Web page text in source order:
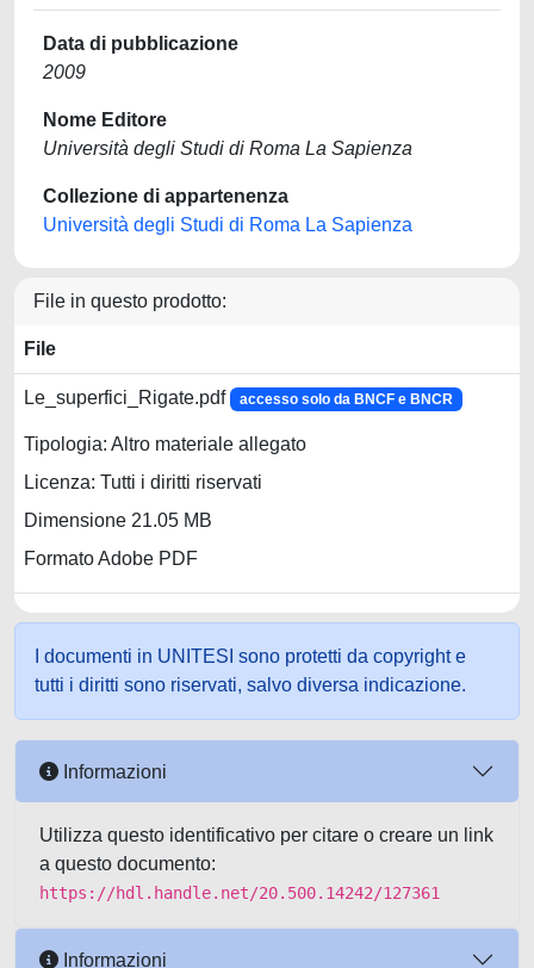
Data di pubblicazione
2009
Nome Editore
Università degli Studi di Roma La Sapienza
Collezione di appartenenza
Università degli Studi di Roma La Sapienza
File in questo prodotto:
File
Le_superfici_Rigate.pdf accesso solo da BNCF e BNCR
Tipologia: Altro materiale allegato
Licenza: Tutti i diritti riservati
Dimensione 21.05 MB
Formato Adobe PDF
I documenti in UNITESI sono protetti da copyright e
tutti i diritti sono riservati, salvo diversa indicazione.
Informazioni
Utilizza questo identificativo per citare o creare un link
a questo documento:
https://hdl.handle.net/20.500.14242/127361
Informazioni